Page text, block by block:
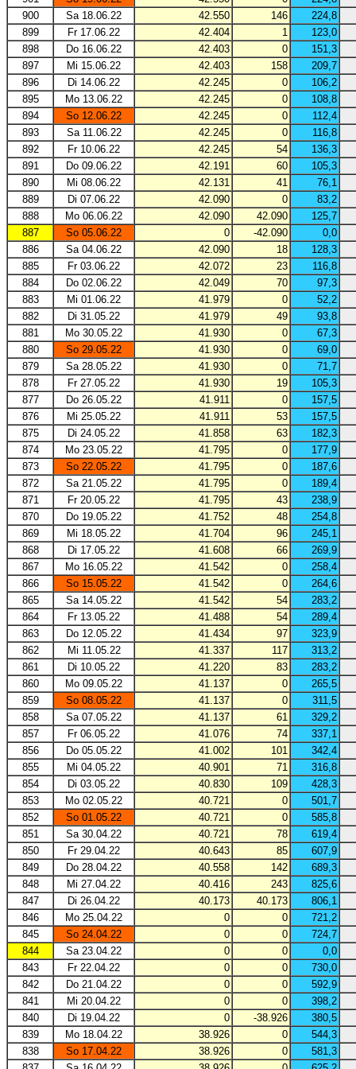
900
Sa 18.06.22 42.550 146
224,8
899
Fr 17.06.22 42.404 1
123,0
898
Do 16.06.22 42.403 0
151,3
897
Mi 15.06.22 42.403 158
209,7
896
Di 14.06.22 42.245 0
106,2
895
Mo 13.06.22 42.245 0
108,8
894
So 12.06.22 42.245 0
112,4
893
Sa 11.06.22 42.245 0
116,8
892
Fr 10.06.22 42.245 54
136,3
891
Do 09.06.22 42.191 60
105,3
890
Mi 08.06.22 42.131 41
76,1
889
Di 07.06.22 42.090 0
83,2
888
Mo 06.06.22 42.090 42.090
125,7
887
So 05.06.22 0 -42.090
0,0
886
Sa 04.06.22 42.090 18
128,3
885
Fr 03.06.22 42.072 23
116,8
884
Do 02.06.22 42.049 70
97,3
883
Mi 01.06.22 41.979 0
52,2
882
Di 31.05.22 41.979 49
93,8
881
Mo 30.05.22 41.930 0
67,3
880
So 29.05.22 41.930 0
69,0
879
Sa 28.05.22 41.930 0
71,7
878
Fr 27.05.22 41.930 19
105,3
877
Do 26.05.22 41.911 0
157,5
876
Mi 25.05.22 41.911 53
157,5
875
Di 24.05.22 41.858 63
182,3
874
Mo 23.05.22 41.795 0
177,9
873
So 22.05.22 41.795 0
187,6
872
Sa 21.05.22 41.795 0
189,4
871
Fr 20.05.22 41.795 43
238,9
870
Do 19.05.22 41.752 48
254,8
869
Mi 18.05.22 41.704 96
245,1
868
Di 17.05.22 41.608 66
269,9
867
Mo 16.05.22 41.542 0
258,4
866
So 15.05.22 41.542 0
264,6
865
Sa 14.05.22 41.542 54
283,2
864
Fr 13.05.22 41.488 54
289,4
863
Do 12.05.22 41.434 97
323,9
862
Mi 11.05.22 41.337 117
313,2
861
Di 10.05.22 41.220 83
283,2
860
Mo 09.05.22 41.137 0
265,5
859
So 08.05.22 41.137 0
311,5
858
Sa 07.05.22 41.137 61
329,2
857
Fr 06.05.22 41.076 74
337,1
856
Do 05.05.22 41.002 101
342,4
855
Mi 04.05.22 40.901 71
316,8
854
Di 03.05.22 40.830 109
428,3
853
Mo 02.05.22 40.721 0
501,7
852
So 01.05.22 40.721 0
585,8
851
Sa 30.04.22 40.721 78
619,4
850
Fr 29.04.22 40.643 85
607,9
849
Do 28.04.22 40.558 142
689,3
848
Mi 27.04.22 40.416 243
825,6
847
Di 26.04.22 40.173 40.173
806,1
846
Mo 25.04.22 0 0
721,2
845
So 24.04.22 0 0
724,7
844
Sa 23.04.22 0 0
0,0
843
Fr 22.04.22 0 0
730,0
842
Do 21.04.22 0 0
592,9
841
Mi 20.04.22 0 0
398,2
840
Di 19.04.22 0 -38.926
380,5
839
Mo 18.04.22 38.926 0
544,3
838
So 17.04.22 38.926 0
581,3